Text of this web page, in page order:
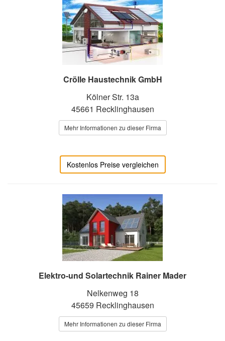
Crölle Haustechnik GmbH
Kölner Str. 13a
45661 Recklinghausen
Mehr Informationen zu dieser Firma
Kostenlos Preise vergleichen
Elektro-und Solartechnik Rainer Mader
Nelkenweg 18
45659 Recklinghausen
Mehr Informationen zu dieser Firma